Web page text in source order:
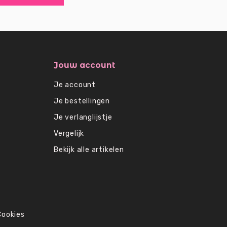
Jouw account
Je account
Je bestellingen
Je verlanglijstje
Vergelijk
Bekijk alle artikelen